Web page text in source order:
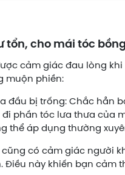
tổn, cho mái tóc
cảm giác đau lòng
muộn phiền:
đầu bị trống: Chắc hẳn
phần tóc lưa thưa của
thể áp dụng thường
có cảm giác người
này khiến bạn cảm